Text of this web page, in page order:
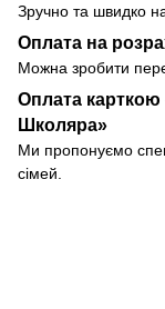
Зручно та швидко на
Оплата на
Можна зробити
Оплата
Школяра»
Ми пропонуємо
сімей.